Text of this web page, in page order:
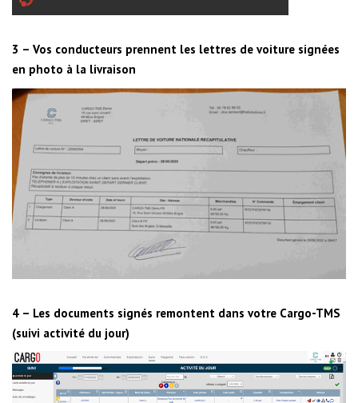
3 – Vos conducteurs prennent les lettres de voiture signées
en photo à la livraison
4 – Les documents signés remontent dans votre Cargo-TMS
(suivi activité du jour)